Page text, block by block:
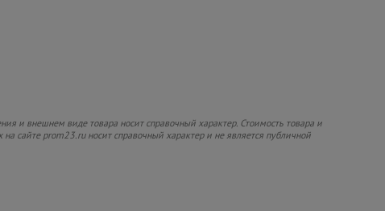
и внешнем виде товара носит справочный характер. Стоимость товара и
сайте prom23.ru носит справочный характер и не является публичной